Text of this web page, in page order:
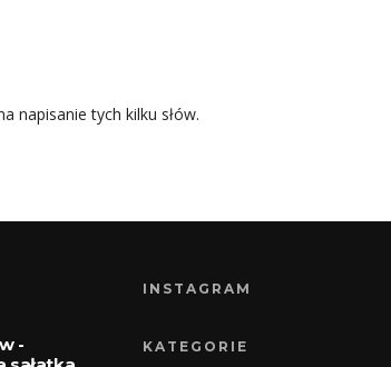
napisanie tych kilku słów.
-
INSTAGRAM
KATEGORIE